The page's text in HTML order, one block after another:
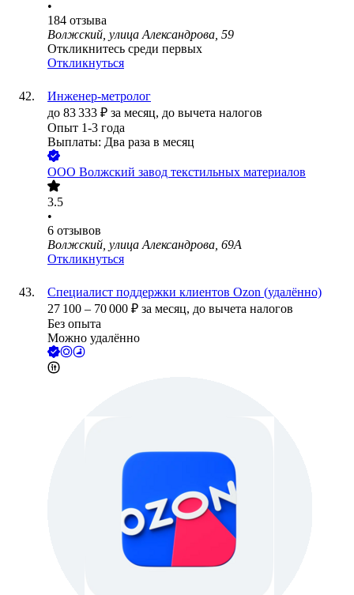
•
184 отзыва
Волжский, улица Александрова, 59
Откликнитесь среди первых
Откликнуться
Инженер-метролог
до 83 333 ₽ за месяц, до вычета налогов
Опыт 1-3 года
Выплаты: Два раза в месяц
ООО Волжский завод текстильных материалов
3.5
•
6 отзывов
Волжский, улица Александрова, 69А
Откликнуться
Специалист поддержки клиентов Ozon (удалённо)
27 100 – 70 000 ₽ за месяц, до вычета налогов
Без опыта
Можно удалённо